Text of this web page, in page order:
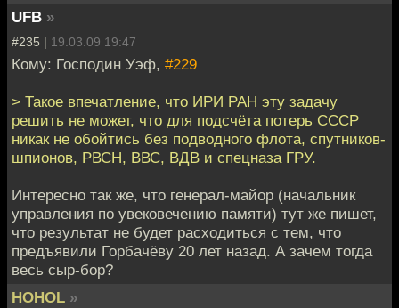
UFB »
#235 | 19.03.09 19:47
Кому: Господин Уэф, #229
> Такое впечатление, что ИРИ РАН эту задачу
решить не может, что для подсчёта потерь СССР
никак не обойтись без подводного флота, спутников-
шпионов, РВСН, ВВС, ВДВ и спецназа ГРУ.
Интересно так же, что генерал-майор (начальник
управления по увековечению памяти) тут же пишет,
что результат не будет расходиться с тем, что
предъявили Горбачёву 20 лет назад. А зачем тогда
весь сыр-бор?
HOHOL »